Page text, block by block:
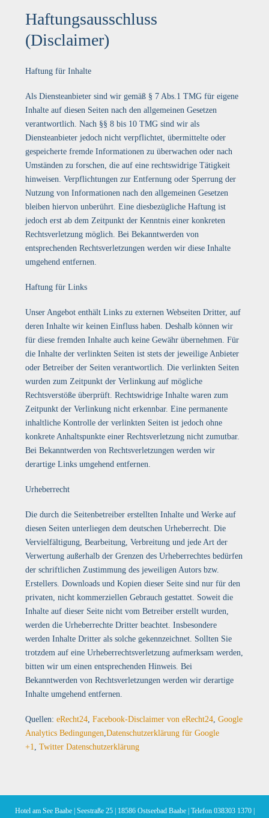
Haftungsausschluss
(Disclaimer)
Haftung für Inhalte
Als Diensteanbieter sind wir gemäß § 7 Abs.1 TMG für eigene
Inhalte auf diesen Seiten nach den allgemeinen Gesetzen
verantwortlich. Nach §§ 8 bis 10 TMG sind wir als
Diensteanbieter jedoch nicht verpflichtet, übermittelte oder
gespeicherte fremde Informationen zu überwachen oder nach
Umständen zu forschen, die auf eine rechtswidrige Tätigkeit
hinweisen. Verpflichtungen zur Entfernung oder Sperrung der
Nutzung von Informationen nach den allgemeinen Gesetzen
bleiben hiervon unberührt. Eine diesbezügliche Haftung ist
jedoch erst ab dem Zeitpunkt der Kenntnis einer konkreten
Rechtsverletzung möglich. Bei Bekanntwerden von
entsprechenden Rechtsverletzungen werden wir diese Inhalte
umgehend entfernen.
Haftung für Links
Unser Angebot enthält Links zu externen Webseiten Dritter, auf
deren Inhalte wir keinen Einfluss haben. Deshalb können wir
für diese fremden Inhalte auch keine Gewähr übernehmen. Für
die Inhalte der verlinkten Seiten ist stets der jeweilige Anbieter
oder Betreiber der Seiten verantwortlich. Die verlinkten Seiten
wurden zum Zeitpunkt der Verlinkung auf mögliche
Rechtsverstöße überprüft. Rechtswidrige Inhalte waren zum
Zeitpunkt der Verlinkung nicht erkennbar. Eine permanente
inhaltliche Kontrolle der verlinkten Seiten ist jedoch ohne
konkrete Anhaltspunkte einer Rechtsverletzung nicht zumutbar.
Bei Bekanntwerden von Rechtsverletzungen werden wir
derartige Links umgehend entfernen.
Urheberrecht
Die durch die Seitenbetreiber erstellten Inhalte und Werke auf
diesen Seiten unterliegen dem deutschen Urheberrecht. Die
Vervielfältigung, Bearbeitung, Verbreitung und jede Art der
Verwertung außerhalb der Grenzen des Urheberrechtes bedürfen
der schriftlichen Zustimmung des jeweiligen Autors bzw.
Erstellers. Downloads und Kopien dieser Seite sind nur für den
privaten, nicht kommerziellen Gebrauch gestattet. Soweit die
Inhalte auf dieser Seite nicht vom Betreiber erstellt wurden,
werden die Urheberrechte Dritter beachtet. Insbesondere
werden Inhalte Dritter als solche gekennzeichnet. Sollten Sie
trotzdem auf eine Urheberrechtsverletzung aufmerksam werden,
bitten wir um einen entsprechenden Hinweis. Bei
Bekanntwerden von Rechtsverletzungen werden wir derartige
Inhalte umgehend entfernen.
Quellen:eRecht24,Facebook-Disclaimer von eRecht24,Google
Analytics Bedingungen,Datenschutzerklärung für Google
+1,Twitter Datenschutzerklärung
Hotel am See Baabe | Seestraße 25 | 18586 Ostseebad Baabe | Telefon 038303 1370 |